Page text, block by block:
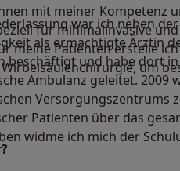
mit meiner Kompetenz
für minimalinvasive
meine Patienten erstelle
um
war ich neben
als ermächtigte Ärztin
beschäftigt und habe dort
Ambulanz geleitet. 2009
Versorgungszentrums
Patienten über das
widme ich mich der